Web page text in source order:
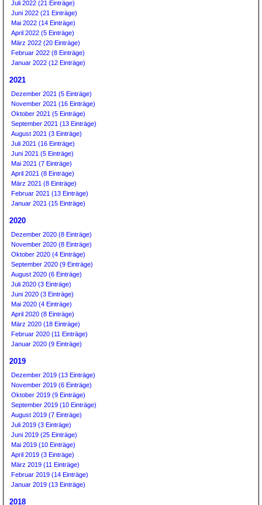
Juli 2022 (21 Einträge)
Juni 2022 (21 Einträge)
Mai 2022 (14 Einträge)
April 2022 (5 Einträge)
März 2022 (20 Einträge)
Februar 2022 (8 Einträge)
Januar 2022 (12 Einträge)
2021
Dezember 2021 (5 Einträge)
November 2021 (16 Einträge)
Oktober 2021 (5 Einträge)
September 2021 (13 Einträge)
August 2021 (3 Einträge)
Juli 2021 (16 Einträge)
Juni 2021 (5 Einträge)
Mai 2021 (7 Einträge)
April 2021 (8 Einträge)
März 2021 (8 Einträge)
Februar 2021 (13 Einträge)
Januar 2021 (15 Einträge)
2020
Dezember 2020 (8 Einträge)
November 2020 (8 Einträge)
Oktober 2020 (4 Einträge)
September 2020 (9 Einträge)
August 2020 (6 Einträge)
Juli 2020 (3 Einträge)
Juni 2020 (3 Einträge)
Mai 2020 (4 Einträge)
April 2020 (8 Einträge)
März 2020 (18 Einträge)
Februar 2020 (11 Einträge)
Januar 2020 (9 Einträge)
2019
Dezember 2019 (13 Einträge)
November 2019 (6 Einträge)
Oktober 2019 (9 Einträge)
September 2019 (10 Einträge)
August 2019 (7 Einträge)
Juli 2019 (3 Einträge)
Juni 2019 (25 Einträge)
Mai 2019 (10 Einträge)
April 2019 (3 Einträge)
März 2019 (11 Einträge)
Februar 2019 (14 Einträge)
Januar 2019 (13 Einträge)
2018